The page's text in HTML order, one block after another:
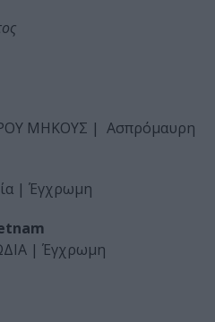
ΜΗΚΟΥΣ | Ασπρόμαυρη
| Έγχρωμη
| Έγχρωμη